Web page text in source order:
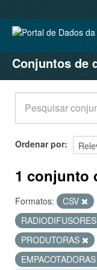
CONJUNTOS DE
ORGANIZAÇÕES
GRUPOS
SOBRE
Conjuntos de
Ordenar por
1 conjunto
Formatos: CSV
RADIODIFUSORES
PRODUTORAS
EMPACOTADORAS